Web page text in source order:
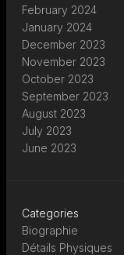
February 2024
January 2024
December 2023
November 2023
October 2023
September 2023
August 2023
July 2023
June 2023
Categories
Biographie
Détails Physiques